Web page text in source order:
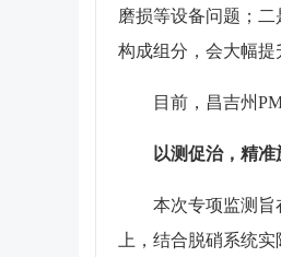
磨损等设备问题；
构成组分，会大幅提
目前，昌吉州
以测促治，精准
本次专项监测
上，结合脱硝系统